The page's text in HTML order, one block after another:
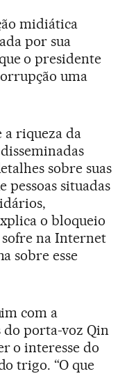
midiática
por sua
o presidente
uma
a riqueza da
sobre suas
pessoas situadas
o bloqueio
na Internet
sobre esse
com a
do porta-voz Qin
o interesse do
trigo. “O que